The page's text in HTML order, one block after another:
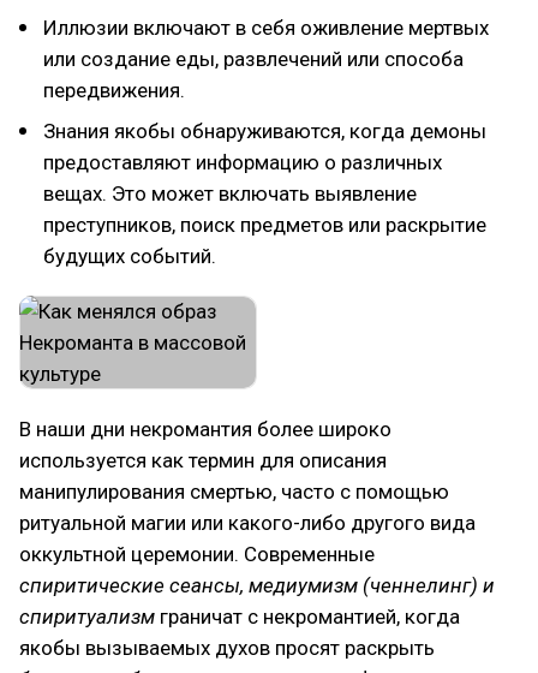
Иллюзии включают в себя оживление мертвых
или создание еды, развлечений или способа
передвижения.
Знания якобы обнаруживаются, когда демоны
предоставляют информацию о различных
вещах. Это может включать выявление
преступников, поиск предметов или раскрытие
будущих событий.
В наши дни некромантия более широко
используется как термин для описания
манипулирования смертью, часто с помощью
ритуальной магии или какого-либо другого вида
оккультной церемонии. Современные
спиритические сеансы, медиумизм (ченнелинг) и
спиритуализм граничат с некромантией, когда
якобы вызываемых духов просят раскрыть